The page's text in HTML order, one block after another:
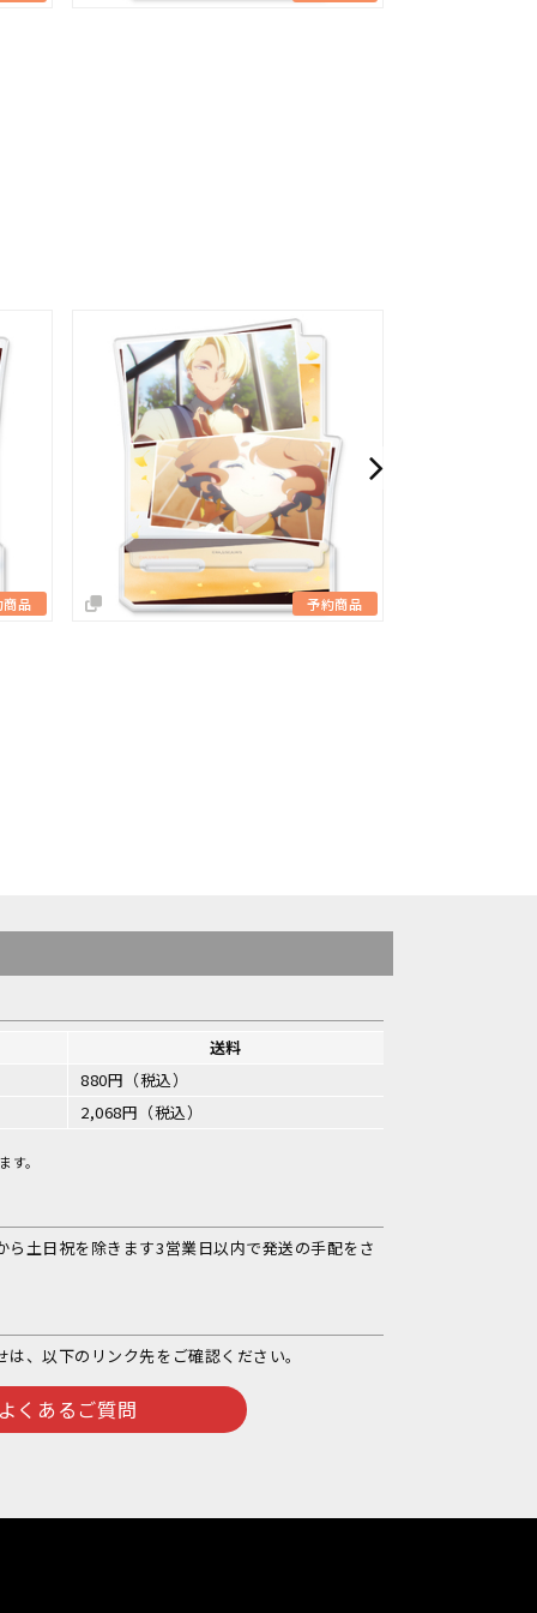
商品 予約商品
送料
880円（税込）
2,068円（税込）
。
土日祝を除きます3営業日以内で発送の手配をさ
、以下のリンク先をご確認ください。
くあるご質問